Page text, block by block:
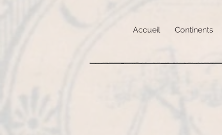
Accueil Continents